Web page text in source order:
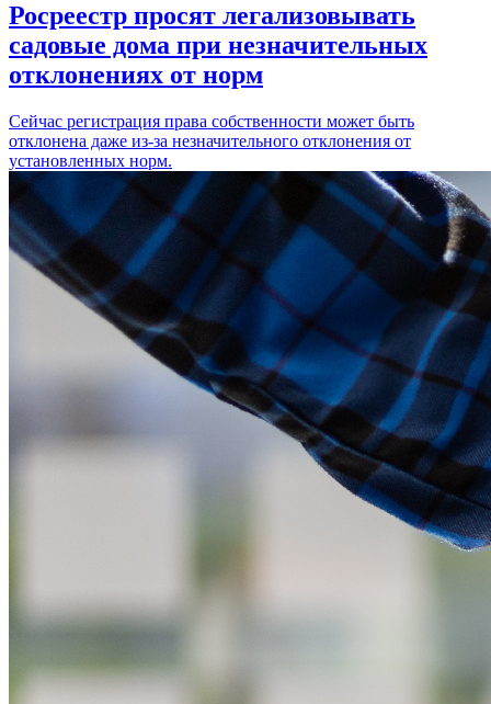
Росреестр просят легализовывать
садовые дома при незначительных
отклонениях от норм
Сейчас регистрация права собственности может быть
отклонена даже из-за незначительного отклонения от
установленных норм.